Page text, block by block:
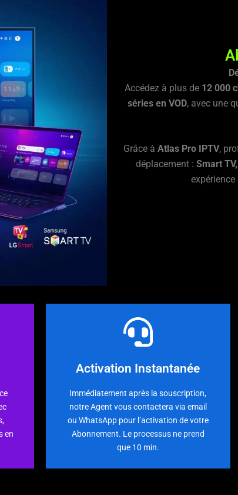
Accédez à plus de 12 000
séries en VOD, avec une
Grâce à Atlas Pro IPTV,
déplacement :Smart
en
Activation Instantanée
Immédiatement après la souscription,
notre Agent vous contactera via email
ou WhatsApp pour l’activation de votre
Abonnement. Le processus ne prend
que 10 min.
Assistance Client 24h/7j
Notre service d’assistance est
disponible 24 heures sur 24 et 7 jours
sur 7. Il vous suffit de nous contacter
toutes vos questions !
En savoir plus